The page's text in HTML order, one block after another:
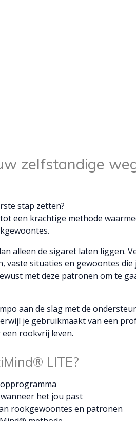
zelfstandige
stap zetten?
een krachtige methode
alleen de sigaret laten liggen.
vaste situaties en gewoontes
met deze patronen om te
aan de slag met de
je gebruikmaakt van een
rookvrij leven.
LITE?
het jou past
rookgewoontes en patronen